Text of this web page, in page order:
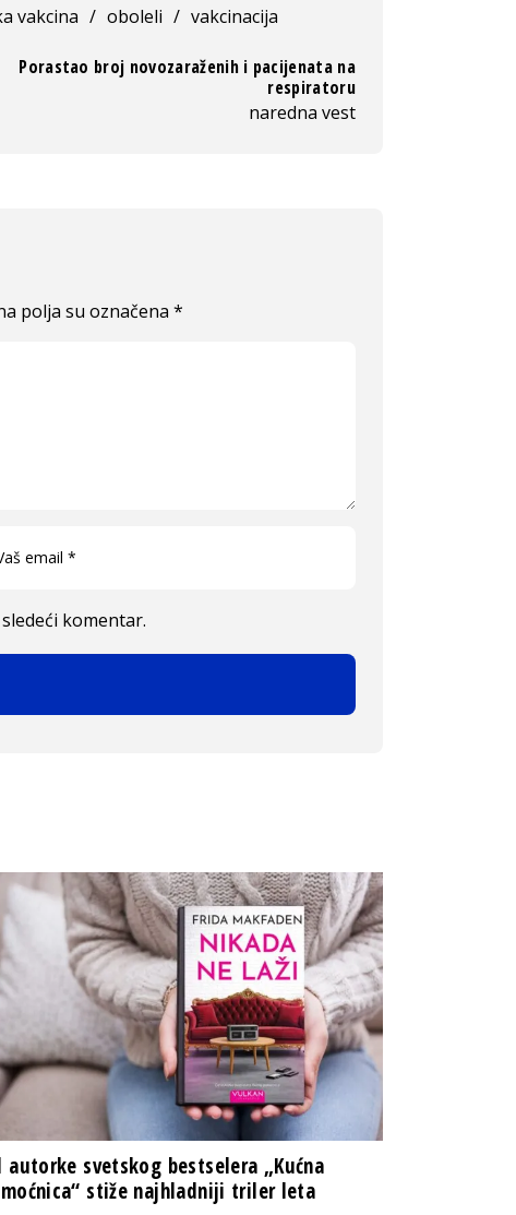
vakcina / oboleli / vakcinacija
Porastao broj novozaraženih i pacijenata na
respiratoru
naredna vest
polja su označena *
komentar.
autorke svetskog bestselera „Kućna
stiže najhladniji triler leta